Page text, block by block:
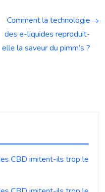
Comment la technologie
des e-liquides reproduit-
elle la saveur du pimm’s ?
CBD imitent-ils trop le